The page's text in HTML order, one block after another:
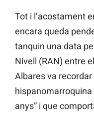
Tot i l’acostament
encara queda
tanquin una data
Nivell (RAN) entre
Albares va
hispanomarroquina
anys” i que